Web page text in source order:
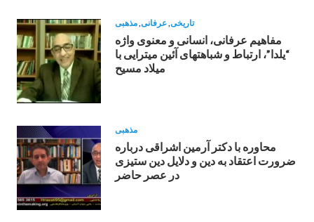
تاریخی عرفانی مذهبی
مفاهيم عرفانى، انسانى و معنوى واژه
“يلدا”، ارتباط و شباهتهاى آئين ميترايی با
ميلاد مسيح
مذهبی
محاوره با دکتر آرمین اشراقى درباره
ضرورت اعتقاد به دين و دلايل دين ستيزى
در عصر حاضر